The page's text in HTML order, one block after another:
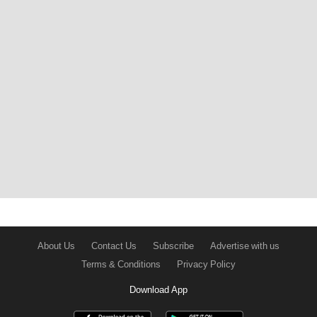
About Us Contact Us Subscribe
Advertise with us
Terms & Conditions
Privacy Policy
Download App